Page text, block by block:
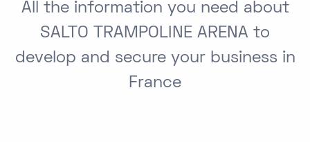
All the information you need about
SALTO TRAMPOLINE ARENA to
develop and secure your business in
France